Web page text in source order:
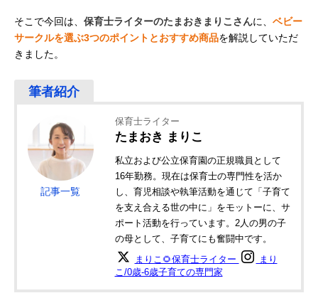
そこで今回は、 保育士ライターのたまおきまりこさんに、 ベビー
サークルを選ぶ3つのポイントとおすすめ商品を解説していただ
きました。
記事一覧
保育士ライター
たまおき まりこ
私立および公立保育園の正規職員として
16年勤務。現在は保育士の専門性を活か
し、育児相談や執筆活動を通じて「子育て
を支え合える世の中に」をモットーに、サ
ポート活動を行っています。2人の男の子
の母として、子育てにも奮闘中です。
まりこ🌻保育士ライター
まり
こ/0歳-6歳子育ての専門家